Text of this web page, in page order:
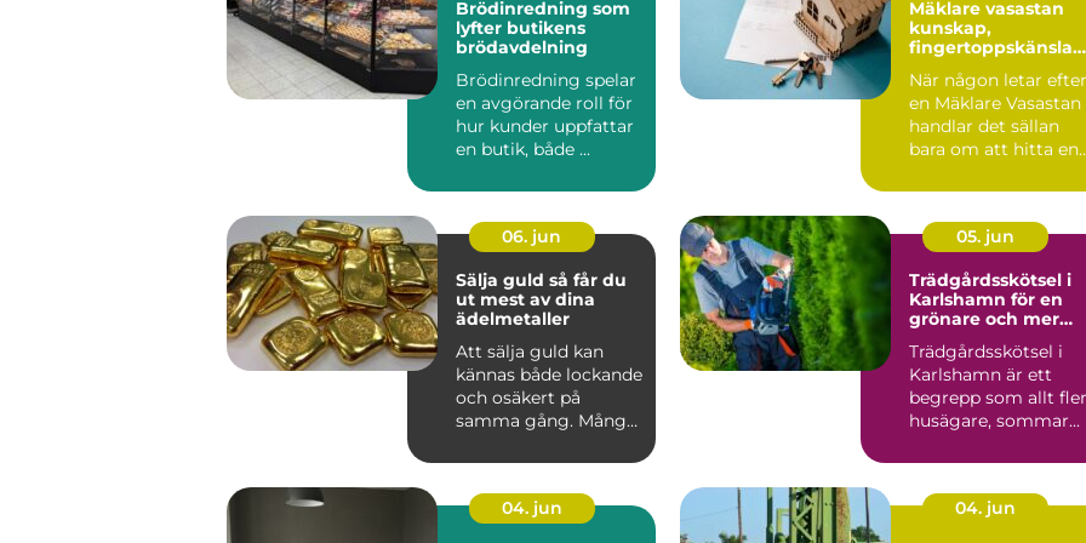
Brödinredning som
lyfter butikens
brödavdelning
Brödinredning spelar
en avgörande roll för
hur kunder uppfattar
en butik, både ...
Mäklare vasastan
kunskap,
fingertoppskänsla
bostadsaffär
När någon letar efter
en Mäklare Vasastan
handlar det sällan
bara om att hitta en
06. jun
Sälja guld så får du
ut mest av dina
ädelmetaller
Att sälja guld kan
kännas både lockande
och osäkert på
samma gång. Många
eller tac...
05. jun
Trädgårdsskötsel i
Karlshamn för en
grönare och mer
Trädgårdsskötsel i
Karlshamn är ett
begrepp som allt fler
husägare, sommar...
04. jun
04. jun